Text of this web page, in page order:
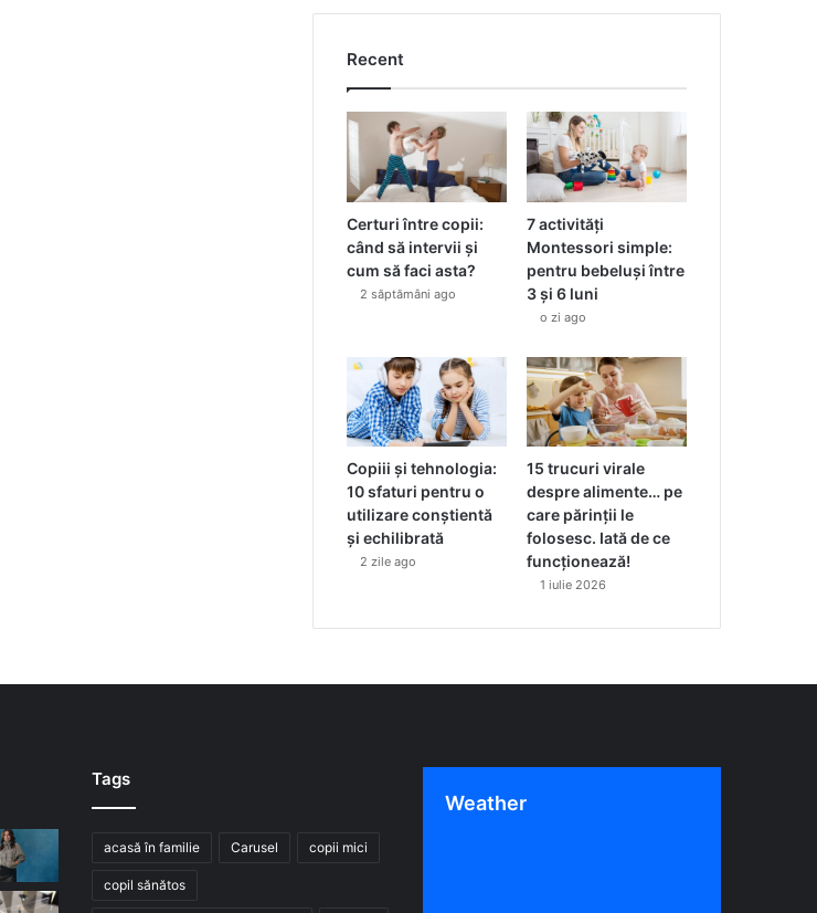
Recent
Certuri între copii:
când să intervii și
cum să faci asta?
2 săptămâni ago
7 activități
Montessori simple:
pentru bebeluși între
3 și 6 luni
o zi ago
Copiii și tehnologia:
10 sfaturi pentru o
utilizare conștientă
și echilibrată
2 zile ago
15 trucuri virale
despre alimente… pe
care părinții le
folosesc. Iată de ce
funcționează!
1 iulie 2026
Tags
acasă în familie Carusel copii mici
copil sănătos
Weather